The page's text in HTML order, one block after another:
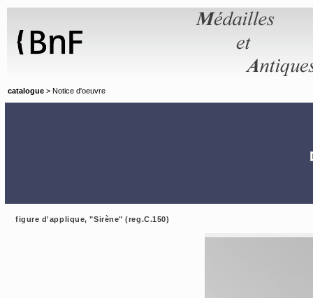
catalogue > Notice d'oeuvre
figure d'applique, "Sirène" (reg.C.150)